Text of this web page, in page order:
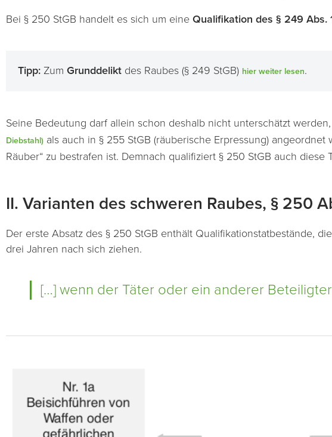
Bei § 250 StGB handelt es sich um eine Qualifikation des § 249 Abs.
Tipp: Zum Grunddelikt des Raubes (§ 249 StGB) hier weiter lesen.
Seine Bedeutung darf allein schon deshalb nicht unterschätzt
Diebstahl) als auch in § 255 StGB (räuberische Erpressung) angeordnet
Räuber“ zu bestrafen ist. Demnach qualifiziert § 250 StGB auch diese
II. Varianten des schweren Raubes, § 250
Der erste Absatz des § 250 StGB enthält Qualifikationstatbestände,
drei Jahren nach sich ziehen.
[…] wenn der Täter oder ein anderer